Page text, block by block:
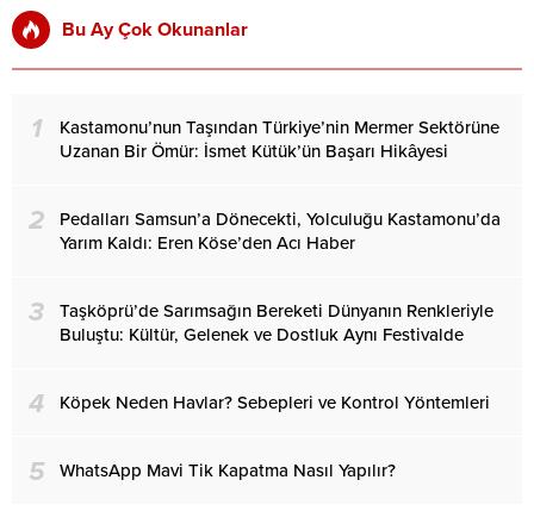
Bu Ay Çok Okunanlar
1
Kastamonu’nun Taşından Türkiye’nin Mermer Sektörüne
Uzanan Bir Ömür: İsmet Kütük’ün Başarı Hikâyesi
2
Pedalları Samsun’a Dönecekti, Yolculuğu Kastamonu’da
Yarım Kaldı: Eren Köse’den Acı Haber
3
Taşköprü’de Sarımsağın Bereketi Dünyanın Renkleriyle
Buluştu: Kültür, Gelenek ve Dostluk Aynı Festivalde
4 Köpek Neden Havlar? Sebepleri ve Kontrol Yöntemleri
5 WhatsApp Mavi Tik Kapatma Nasıl Yapılır?